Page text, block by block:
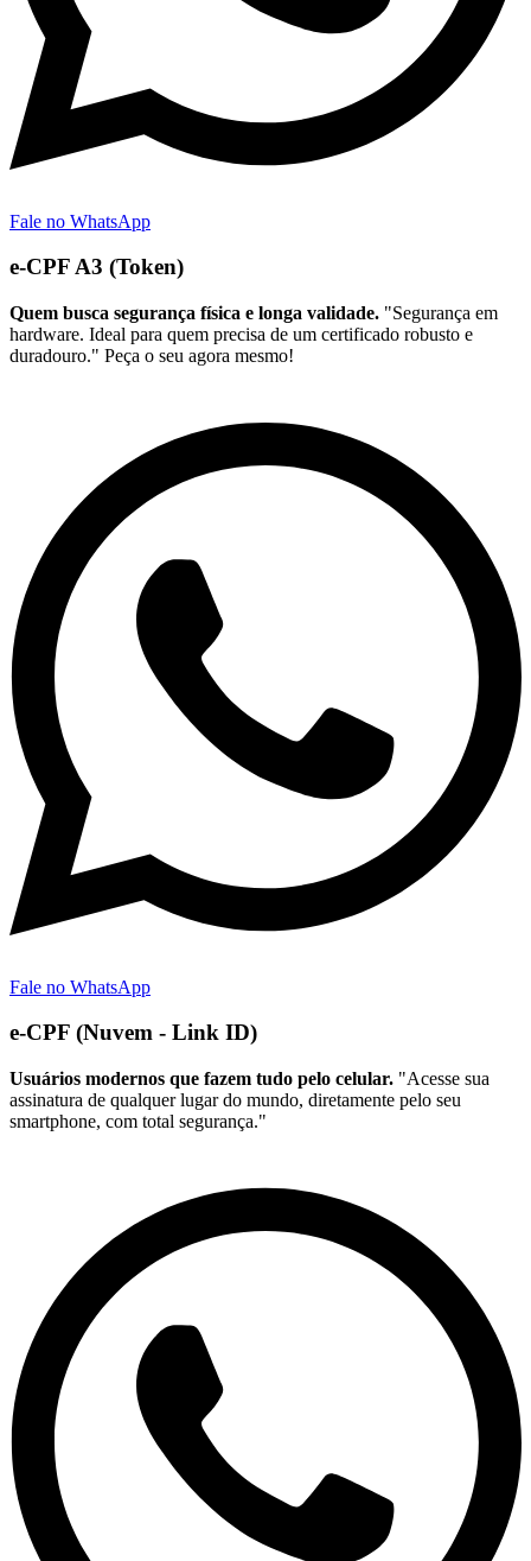
Fale no WhatsApp
e-CPF A3 (Token)
Quem busca segurança física e longa validade. "Segurança em
hardware. Ideal para quem precisa de um certificado robusto e
duradouro." Peça o seu agora mesmo!
Fale no WhatsApp
e-CPF (Nuvem - Link ID)
Usuários modernos que fazem tudo pelo celular. "Acesse sua
assinatura de qualquer lugar do mundo, diretamente pelo seu
smartphone, com total segurança."